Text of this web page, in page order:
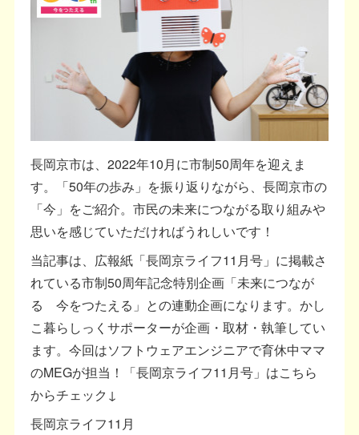
長岡京市は、2022年10月に市制50周年を迎えま
す。「50年の歩み」を振り返りながら、長岡京市の
「今」をご紹介。市民の未来につながる取り組みや
思いを感じていただければうれしいです！
当記事は、広報紙「長岡京ライフ11月号」に掲載さ
れている市制50周年記念特別企画「未来につなが
る 今をつたえる」との連動企画になります。かし
こ暮らしっくサポーターが企画・取材・執筆してい
ます。今回はソフトウェアエンジニアで育休中ママ
のMEGが担当！「長岡京ライフ11月号」はこちら
からチェック↓
長岡京ライフ11月